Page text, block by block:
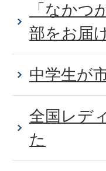
「なかつ
部をお届
中学生が
全国レデ
た